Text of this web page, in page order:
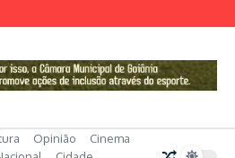
Opinião
Cinema